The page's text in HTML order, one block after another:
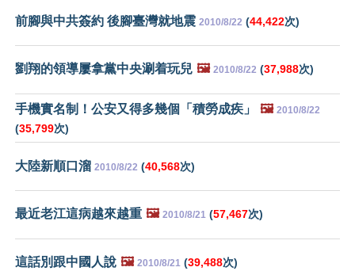
前腳與中共簽約 後腳臺灣就地震 2010/8/22 (44,422次)
劉翔的領導屢拿黨中央涮着玩兒 🖼️ 2010/8/22 (37,988次)
手機實名制！公安又得多幾個「積勞成疾」 🖼️ 2010/8/22
(35,799次)
大陸新順口溜 2010/8/22 (40,568次)
最近老江這病越來越重 🖼️ 2010/8/21 (57,467次)
這話別跟中國人說 🖼️ 2010/8/21 (39,488次)